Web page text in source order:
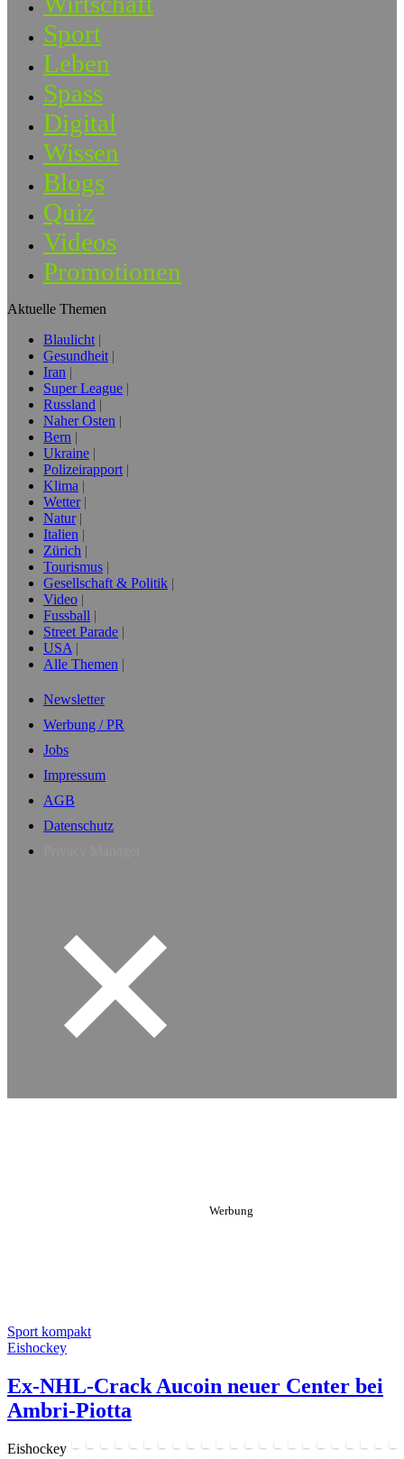
Sport
Leben
Spass
Digital
Wissen
Blogs
Quiz
Videos
Promotionen
Aktuelle Themen
Blaulicht
Gesundheit
Iran
Super League
Russland
Naher Osten
Bern
Ukraine
Polizeirapport
Klima
Wetter
Natur
Italien
Zürich
Tourismus
Gesellschaft & Politik
Video
Fussball
Street Parade
USA
Alle Themen
Newsletter
Werbung / PR
Jobs
Impressum
AGB
Datenschutz
Sport kompakt
Eishockey
Ex-NHL-Crack Aucoin neuer Center bei
Ambri-Piotta
Eishockey